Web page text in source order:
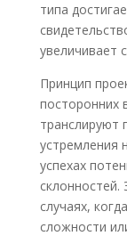
типа
увеличивает
Принцип
посторонних
транслируют
устремления
успехах
случаях,
сложности